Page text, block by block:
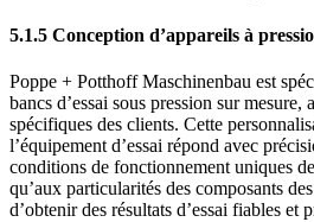
5.1.5 Conception d’appareils à
Poppe + Potthoff Maschinenbau est
bancs d’essai sous pression sur mesure,
spécifiques des clients. Cette
l’équipement d’essai répond avec
conditions de fonctionnement uniques
qu’aux particularités des composants
d’obtenir des résultats d’essai fiables et